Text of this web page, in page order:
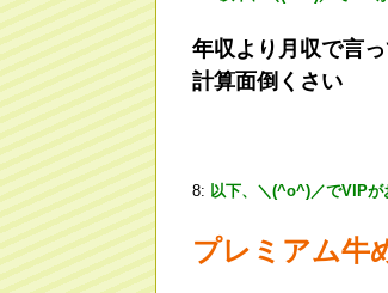
年収より月収で言
計算面倒くさい
8: 以下、＼(^o^)／でVIPが
プレミアム牛